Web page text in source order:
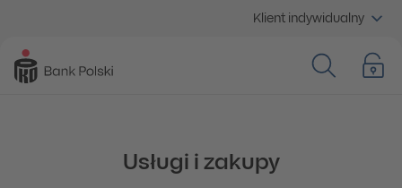
Klient indywidualny
Usługi i zakupy